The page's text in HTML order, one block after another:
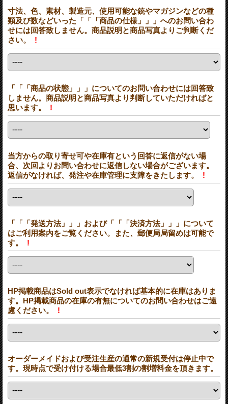
寸法、色、素材、製造元、使用可能な銃やマガジンなどの種
類及び数などいった「「「商品の仕様」」」へのお問い合わ
せには回答致しません。商品説明と商品写真よりご判断くだ
さい。
!
「「「商品の状態」」」についてのお問い合わせには回答致
しません。商品説明と商品写真より判断していただければと
思います。
!
当方からの取り寄せ可や在庫有という回答に返信がない場
合、次回よりお問い合わせに返信しない場合がございます。
返信がなければ、発注や在庫管理に支障をきたします。
!
「「「発送方法」」」および「「「決済方法」」」について
はご利用案内をご覧ください。また、郵便局局留めは可能で
す。
!
HP掲載商品はSold out表示でなければ基本的に在庫はありま
す。HP掲載商品の在庫の有無についてのお問い合わせはご遠
慮ください。
!
オーダーメイドおよび受注生産の通常の新規受付は停止中で
す。現時点で受け付ける場合最低3割の割増料金を頂きます。